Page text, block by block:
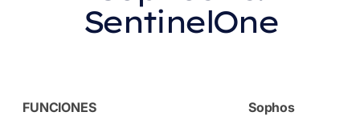
SentinelOne
FUNCIONES Sophos